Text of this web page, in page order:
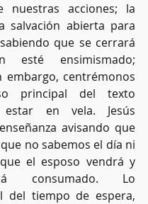
nuestras acciones; la
salvación abierta para
que se cerrará
esté ensimismado;
embargo, centrémonos
principal del texto
estar en vela. Jesús
avisando que
no sabemos el día ni
el esposo vendrá y
consumado. Lo
del tiempo de espera,